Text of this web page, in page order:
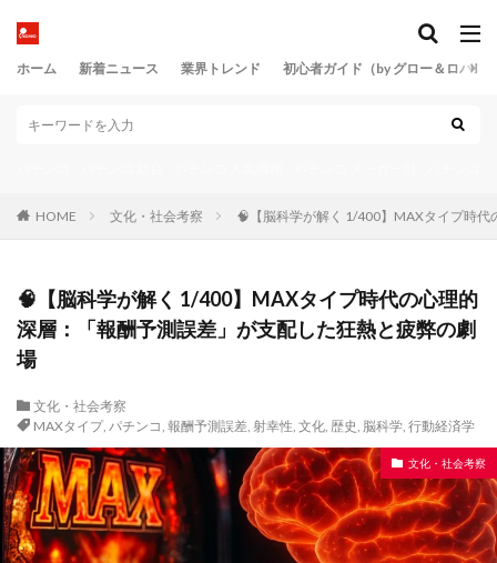
ホーム 新着ニュース 業界トレンド 初心者ガイド（by グロー＆ロバス
風営法違反
風読み 風車
風車下
駆動回路
魔戒演出工学
黄金比
検索
HOME 文化・社会考察 🧠【脳科学が解く 1/400】MAXタイプ時
🧠【脳科学が解く 1/400】MAXタイプ時代の心理的
深層：「報酬予測誤差」が支配した狂熱と疲弊の劇
場
文化・社会考察
MAXタイプ, パチンコ, 報酬予測誤差, 射幸性, 文化, 歴史, 脳科学, 行動経済学
文化・社会考察